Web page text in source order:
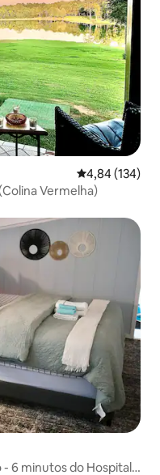
4,84 de uma
4,84 (134)
Vermelha)
6 minutos do Hospital